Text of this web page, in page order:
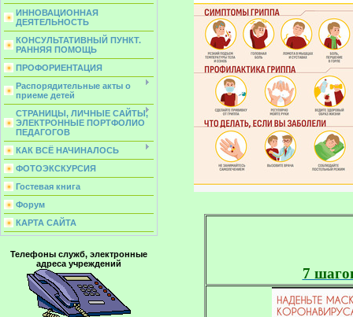
ИННОВАЦИОННАЯ
ДЕЯТЕЛЬНОСТЬ
КОНСУЛЬТАТИВНЫЙ ПУНКТ.
РАННЯЯ ПОМОЩЬ
ПРОФОРИЕНТАЦИЯ
Распорядительные акты о
приеме детей
СТРАНИЦЫ, ЛИЧНЫЕ САЙТЫ,
ЭЛЕКТРОННЫЕ ПОРТФОЛИО
ПЕДАГОГОВ
КАК ВСЁ НАЧИНАЛОСЬ
ФОТОЭКСКУРСИЯ
Гостевая книга
Форум
КАРТА САЙТА
Телефоны служб, электронные
адреса учреждений
7